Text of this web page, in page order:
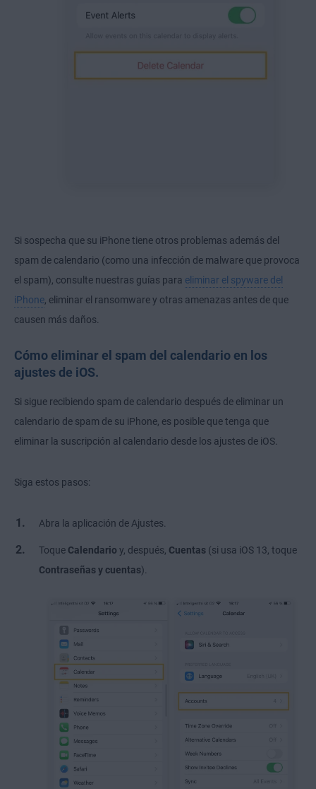
Si sospecha que su iPhone tiene otros problemas además del
spam de calendario (como una infección de malware que provoca
el spam), consulte nuestras guías para eliminar el spyware del
iPhone, eliminar el ransomwarey otras amenazas antes de que
causen más daños.
Cómo eliminar el spam del calendario en los
ajustes de iOS.
Si sigue recibiendo spam de calendario después de eliminar un
calendario de spam de su iPhone, es posible que tenga que
eliminar la suscripción al calendario desde los ajustes de iOS.
Siga estos pasos:
Abra la aplicación de Ajustes.
Toque Calendario y, después, Cuentas (si usa iOS 13, toque
Contraseñas y cuentas).